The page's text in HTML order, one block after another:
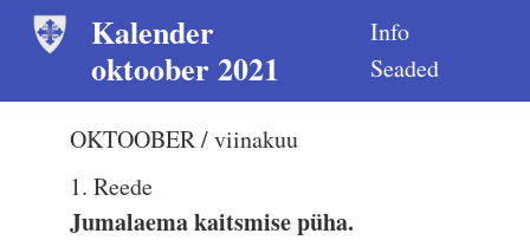
Kalender
oktoober 2021
Info
Seaded
OKTOOBER / viinakuu
1. Reede
Jumalaema kaitsmise püha.